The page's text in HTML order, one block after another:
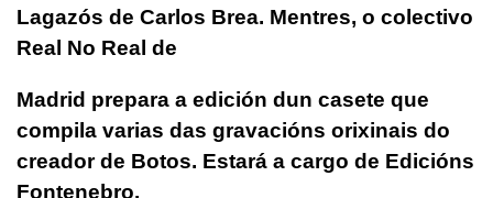
Lagazós de Carlos Brea. Mentres, o colectivo
Real No Real de
Madrid prepara a edición dun casete que
compila varias das gravacións orixinais do
creador de Botos. Estará a cargo de Edicións
Fontenebro.